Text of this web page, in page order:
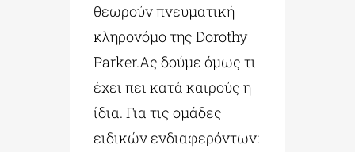
θεωρούν πνευματική
κληρονόμο της Dorothy
Parker.Ας δούμε όμως τι
έχει πει κατά καιρούς η
ίδια. Για τις ομάδες
ειδικών ενδιαφερόντων: